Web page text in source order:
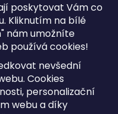
poskytovat Vám co
Kliknutím na bílé
nám umožníte
používá cookies!
nevšední
Cookies
personalizační
webu a díky